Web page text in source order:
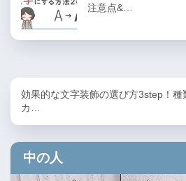
注意点&…
効果的な文字装飾の選び方3step！
カ…
中の人